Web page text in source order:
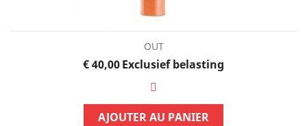
OUT
Prijs
€ 40,00Exclusief belasting
AJOUTER AU PANIER